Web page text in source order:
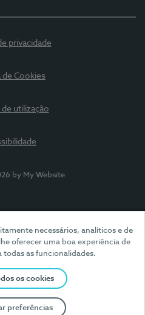
necessários, analíticos e de
oferecer uma boa experiência de
todas as funcionalidades.
os cookies
preferências
privacidade
de Cookies
de utilização
by My Website